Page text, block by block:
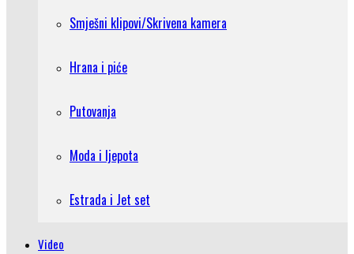
Smješni klipovi/Skrivena kamera
Hrana i piće
Putovanja
Moda i ljepota
Estrada i Jet set
Video